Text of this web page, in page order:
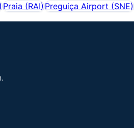
)Praia (RAI)Preguiça Airport (SNE)